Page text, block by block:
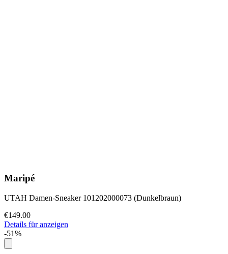
Maripé
UTAH Damen-Sneaker 101202000073 (Dunkelbraun)
€149.00
Details für anzeigen
-51%